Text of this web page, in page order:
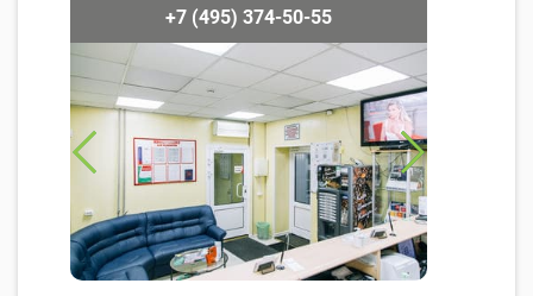
+7 (495) 374-50-55